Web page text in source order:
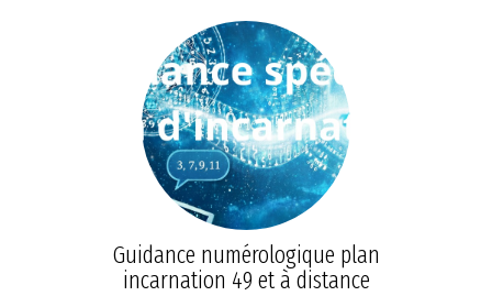
Guidance numérologique plan
incarnation 49 et à distance